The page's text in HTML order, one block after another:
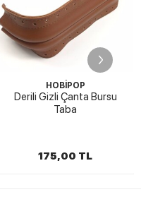
HOBİPOP
Derili Gizli Çanta Bursu
Taba
175,00 TL